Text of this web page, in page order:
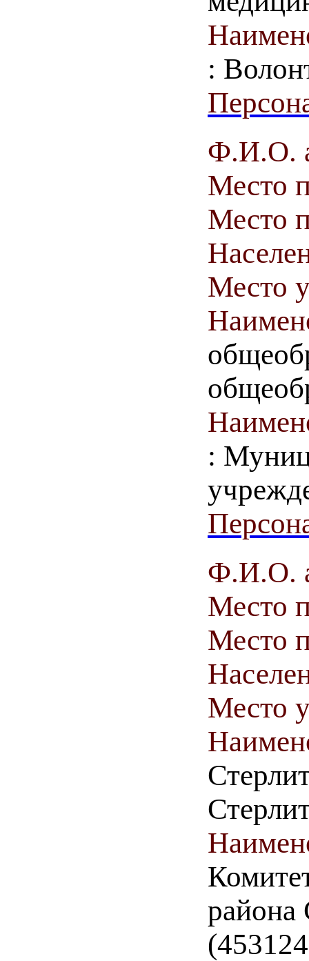
:
Ф.И.О.
Место
Место
Место
:
Ф.И.О.
Место
Место
Место
района